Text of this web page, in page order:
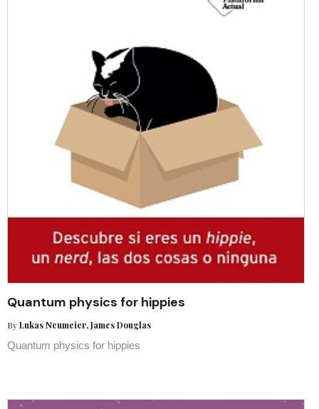
Quantum physics for hippies
ByLukas Neumeier, James Douglas
Quantum physics for hippies